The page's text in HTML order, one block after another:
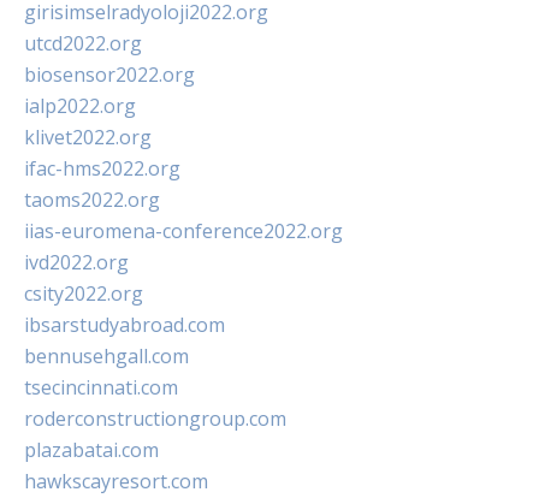
girisimselradyoloji2022.org
utcd2022.org
biosensor2022.org
ialp2022.org
klivet2022.org
ifac-hms2022.org
taoms2022.org
iias-euromena-conference2022.org
ivd2022.org
csity2022.org
ibsarstudyabroad.com
bennusehgall.com
tsecincinnati.com
roderconstructiongroup.com
plazabatai.com
hawkscayresort.com